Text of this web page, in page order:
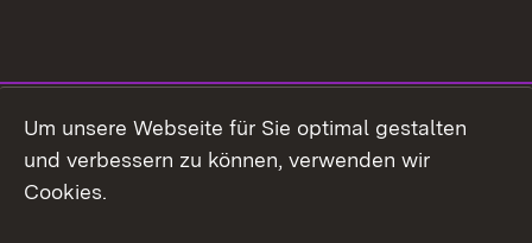
Facebook
Um unsere Webseite für Sie optimal gestalten
und verbessern zu können, verwenden wir
Cookies.